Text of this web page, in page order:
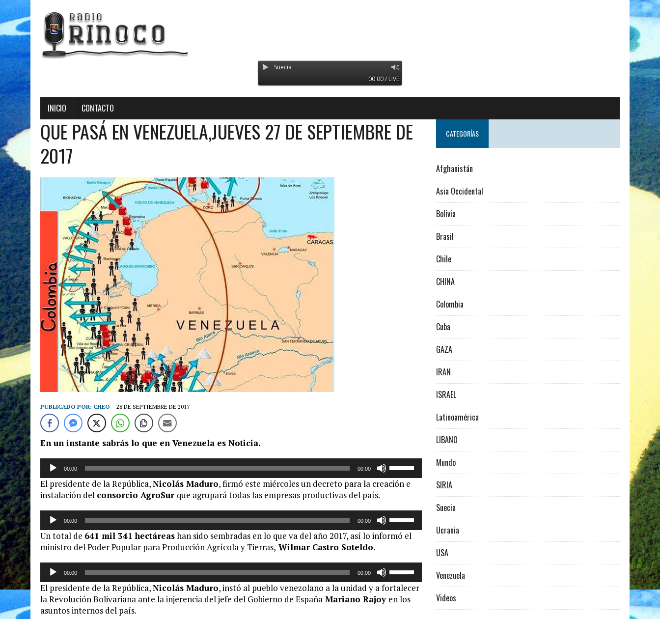
Radio Orinoco - Transmitiendo desde Suecia
00:00 / LIVE
INICIO CONTACTO
QUE PASÁ EN VENEZUELA,JUEVES 27 DE SEPTIEMBRE DE
2017
PUBLICADO POR: CHEO 28 DE SEPTIEMBRE DE 2017
En un instante sabrás lo que en Venezuela es Noticia.
Reproductor
audio
00:00 00:00
teclas
flecha
arriba/abajo
para
disminuir
el
volumen.
El presidente de la República,Nicolás Maduro, firmó este miércoles un decreto para la creación e
instalación del consorcio AgroSur que agrupará todas las empresas productivas del país.
Reproductor
audio
00:00 00:00
teclas
flecha
arriba/abajo
para
aumentar
Un total de 641 mil 341 hectáreashan sido sembradas en lo que va del año 2017, así lo informó el
ministro del Poder Popular para Producción Agrícola y Tierras, Wilmar Castro Soteldo.
Reproductor
audio
00:00 00:00
teclas
de
El presidente de la República,Nicolás Maduro, instó al pueblo venezolano a la unidad y a fortalecer
la Revolución Bolivariana ante la injerencia del jefe del Gobierno de España Mariano Rajoy en los
asuntos internos del país.
CATEGORÍAS
Afghanistán
Asia Occidental
Bolivia
Brasil
Chile
CHINA
Colombia
Cuba
GAZA
IRAN
ISRAEL
Latinoamérica
LIBANO
Mundo
SIRIA
Suecia
Ucrania
USA
Venezuela
Videos